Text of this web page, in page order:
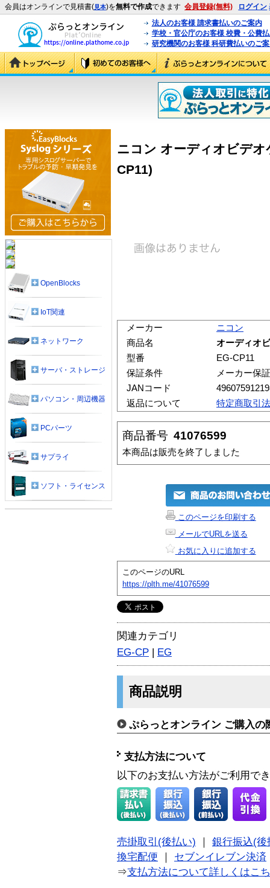
会員はオンラインで見積書(見本)を無料で作成できます 会員登録(無料) ログイン
法人のお客様 請求書払いのご案内
学校・官公庁のお客様 校費・公費
研究機関のお客様 科研費払いのご
ニコン オーディオビデオ
CP11)
メーカー
ニコン
商品名
オーディオ
型番
EG-CP11
保証条件
メーカー保証
JANコード
返品について
特定商取引
商品番号 41076599
本商品は販売を終了しました
このページを印刷する
メールでURLを送る
お気に入りに追加する
このページのURL
https://plth.me/41076599
関連カテゴリ
EG-CP | EG
商品説明
ぷらっとオンライン ご購入の
支払方法について
以下のお支払い方法がご利用で
売掛取引(後払い)
銀行振込(後
換宅配便
セブンイレブン決済
⇒支払方法について詳しくはこ
OpenBlocks
IoT関連
ネットワーク
サーバ・ストレージ
パソコン・周辺機器
PCパーツ
サプライ
ソフト・ライセンス